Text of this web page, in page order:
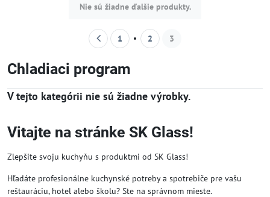
Nie sú žiadne ďalšie produkty.
1 2 3
Chladiaci program
Vitajte na stránke SK Glass!
Zlepšite svoju kuchyňu s produktmi od SK Glass!
Hľadáte profesionálne kuchynské potreby a spotrebiče pre vašu
reštauráciu, hotel alebo školu? Ste na správnom mieste.